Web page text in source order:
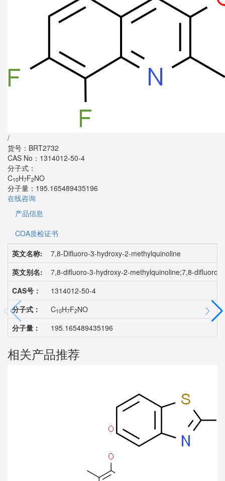
/
货号： BRT2732
CAS No： 1314012-50-4
分子式：
C10H7F2NO
分子量： 195.165489435196
在线咨询
产品信息
COA质检证书
英文名称:
7,8-Difluoro-3-hydroxy-2-methylquinoline
英文别名:
7,8-difluoro-3-hydroxy-2-methylquinoline;7,8-difluoro-
CAS号：
1314012-50-4
分子式：
C10H7F2NO
分子量：
195.165489435196
相关产品推荐